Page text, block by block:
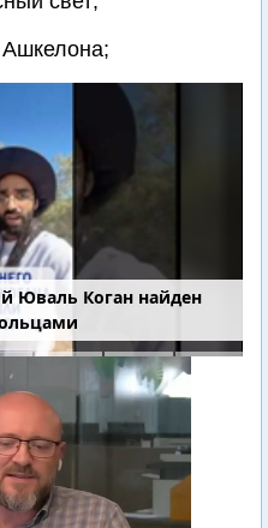
Ашкелона;
Юваль Коган найден